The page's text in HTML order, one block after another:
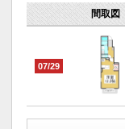
間取図
07/29